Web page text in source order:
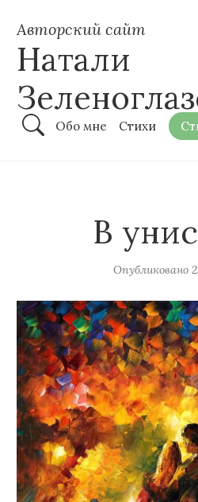
Авторский сайт
Натали
Обо мне Стихи
В
Опубликовано